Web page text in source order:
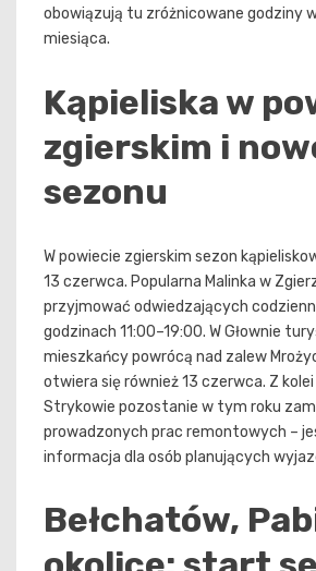
obowiązują tu zróżnicowane godziny
miesiąca.
Kąpieliska w
zgierskim i
sezonu
W powiecie zgierskim sezon
13 czerwca. Popularna Malinka w
przyjmować odwiedzających
godzinach 11:00–19:00. W Głownie
mieszkańcy powrócą nad zalew
otwiera się również 13 czerwca. Z
Strykowie pozostanie w tym roku
prowadzonych prac remontowych –
informacja dla osób planujących
Bełchatów,